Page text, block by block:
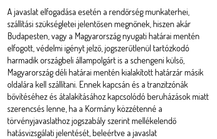
A javaslat elfogadása esetén a rendőrség munkaterhei,
szállítási szükségletei jelentősen megnőnek, hiszen akár
Budapesten, vagy a Magyarország nyugati határai mentén
elfogott, védelmi igényt jelző, jogszerűtlenül tartózkodó
harmadik országbeli állampolgárt is a schengeni külső,
Magyarország déli határai mentén kialakított határzár másik
oldalára kell szállítani. Ennek kapcsán és a tranzitzónák
bővítéséhez és átalakításához kapcsolódó beruházások miatt
szerencsés lenne, ha a Kormány közzétenné a
törvényjavaslathoz jogszabály szerint mellékelendő
hatásvizsgálati jelentését, beleértve a javaslat